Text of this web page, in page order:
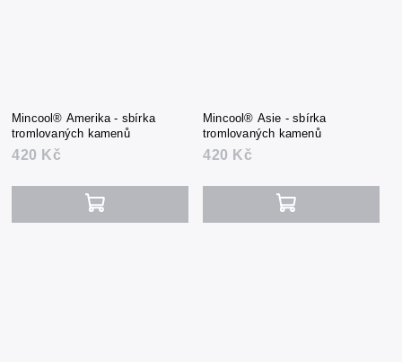
Mincool® Amerika - sbírka
tromlovaných kamenů
420 Kč
Mincool® Asie - sbírka
tromlovaných kamenů
420 Kč